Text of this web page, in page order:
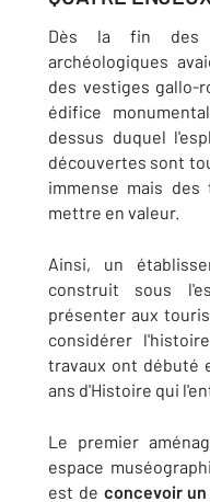
Dès la fin des
archéologiques
des vestiges gallo-
édifice
dessus duquel
découvertes sont
immense mais
mettre en valeur.
Ainsi, un
construit sous
présenter aux
considérer
travaux ont débuté
ans d'Histoire qui
Le premier
espace
est de concevoir